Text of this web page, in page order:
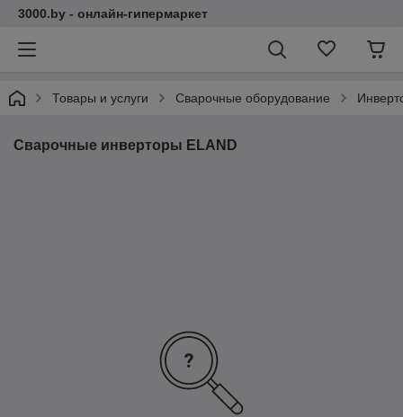
3000.by - онлайн-гипермаркет
Товары и услуги Сварочные оборудование
Сварочные инверторы ELAND